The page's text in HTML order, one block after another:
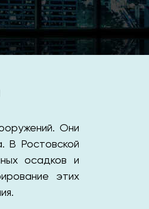
Они
В Ростовской
осадков и
этих